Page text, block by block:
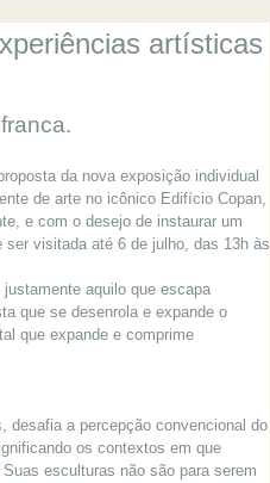
artísticas
da nova exposição individual
de arte no icônico Edifício Copan,
e com o desejo de instaurar um
visitada até 6 de julho, das 13h às
aquilo que escapa
que se desenrola e expande o
que expande e comprime
desafia a percepção convencional do
os contextos em que
esculturas não são para serem